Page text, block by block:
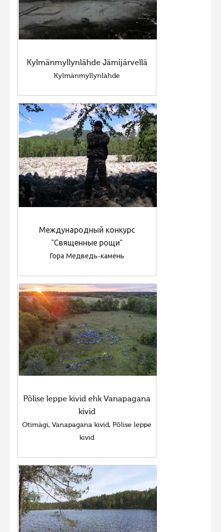
Фотоконкурс 2019
Фотоконкурс 2018
Фотоконкурс 2017
Фотоконкурс 2015
Фотоконкурс 2013
Фотоконкурс 2012
Фотоконкурс 2011
Фотоконкурс 2010
Фотоконкурс 2009
Фотоконкурс 2008
Kylmänmyllynlähde Jämijärvellä
Kylmänmyllynlähde
Международный конкурс
"Священные рощи"
Гора Медведь-камень
Põlise leppe kivid ehk Vanapagana
kivid
Otimägi, Vanapagana kivid, Põlise leppe
kivid